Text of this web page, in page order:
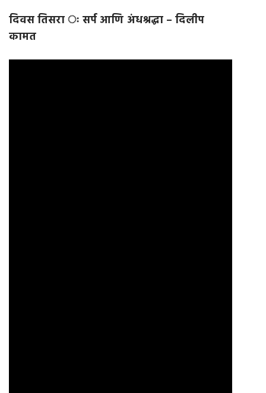
दिवस तिसरा ः सर्प आणि अंधश्रद्धा –दिलीप
कामत